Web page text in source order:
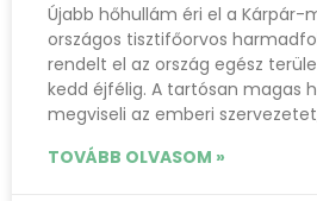
Újabb hőhullám éri el a Kárpár-
országos tisztifőorvos
rendelt el az ország egész
kedd éjfélig. A tartósan magas
megviseli az emberi
TOVÁBB OLVASOM »